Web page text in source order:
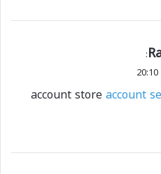
:
account storeaccount